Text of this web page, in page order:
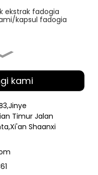
ekstrak fadogia
kapsul fadogia
30% -50%
Bubuk Jamur
Perawatan Rambut
kami
Timur Jalan
Shaanxi